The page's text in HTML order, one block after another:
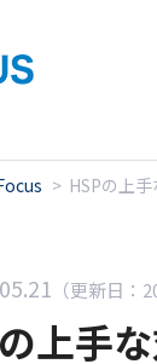
> HSPの上
（更新日：
上手